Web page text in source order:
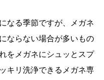
なる季節ですが、メガネ
ならない場合が多いもの
をメガネにシュッとスプ
キリ洗浄できるメガネ専